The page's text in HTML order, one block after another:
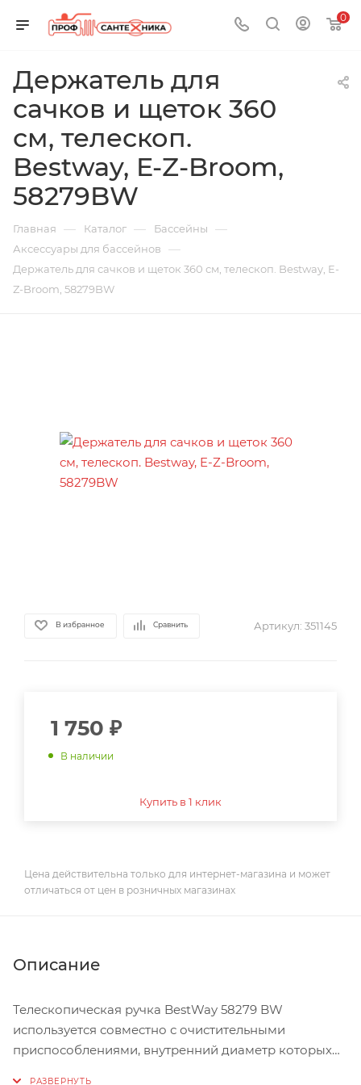
0
Держатель для
сачков и щеток 360
см, телескоп.
Bestway, E-Z-Broom,
58279BW
Главная — Каталог — Бассейны —
Аксессуары для бассейнов —
Держатель для сачков и щеток 360 см, телескоп. Bestway, E-
Z-Broom, 58279BW
В избранное Сравнить Артикул: 351145
1 750 ₽
В наличии
Купить в 1 клик
Цена действительна только для интернет-магазина и может
отличаться от цен в розничных магазинах
Описание
Телескопическая ручка BestWay 58279 BW
используется совместно с очистительными
приспособлениями, внутренний диаметр которых